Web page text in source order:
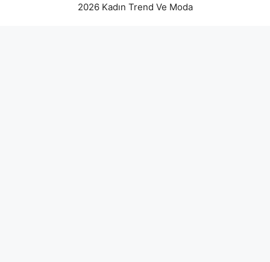
2026 Kadın Trend Ve Moda